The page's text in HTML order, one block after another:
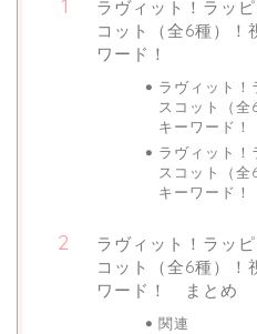
ラヴィット！ラッ
コット（全6種）！
ワード！
ラヴィット！
スコット（全
キーワード
ラヴィット！
スコット（全
キーワード！
ラヴィット！ラッ
コット（全6種）！
ワード！ まとめ
関連